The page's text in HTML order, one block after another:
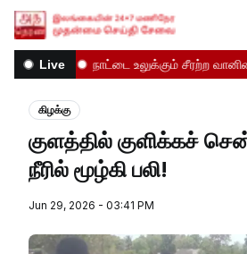
Live நாட்டை உலுக்கும் சீரற்ற வானிலை
கிழக்கு
குளத்தில் குளிக்கச் சென்ற முதியவர்
நீரில் மூழ்கி பலி!
Jun 29, 2026 - 03:41 PM